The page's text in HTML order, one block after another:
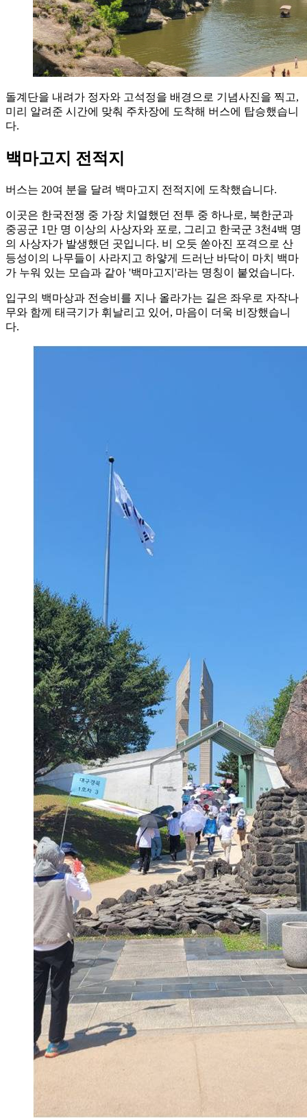
돌계단을 내려가 정자와 고석정을 배경으로 기념사진을 찍고,
미리 알려준 시간에 맞춰 주차장에 도착해 버스에 탑승했습니
다.
백마고지 전적지
버스는 20여 분을 달려 백마고지 전적지에 도착했습니다.
이곳은 한국전쟁 중 가장 치열했던 전투 중 하나로, 북한군과
중공군 1만 명 이상의 사상자와 포로, 그리고 한국군 3천4백 명
의 사상자가 발생했던 곳입니다. 비 오듯 쏟아진 포격으로 산
등성이의 나무들이 사라지고 하얗게 드러난 바닥이 마치 백마
가 누워 있는 모습과 같아 '백마고지'라는 명칭이 붙었습니다.
입구의 백마상과 전승비를 지나 올라가는 길은 좌우로 자작나
무와 함께 태극기가 휘날리고 있어, 마음이 더욱 비장했습니
다.